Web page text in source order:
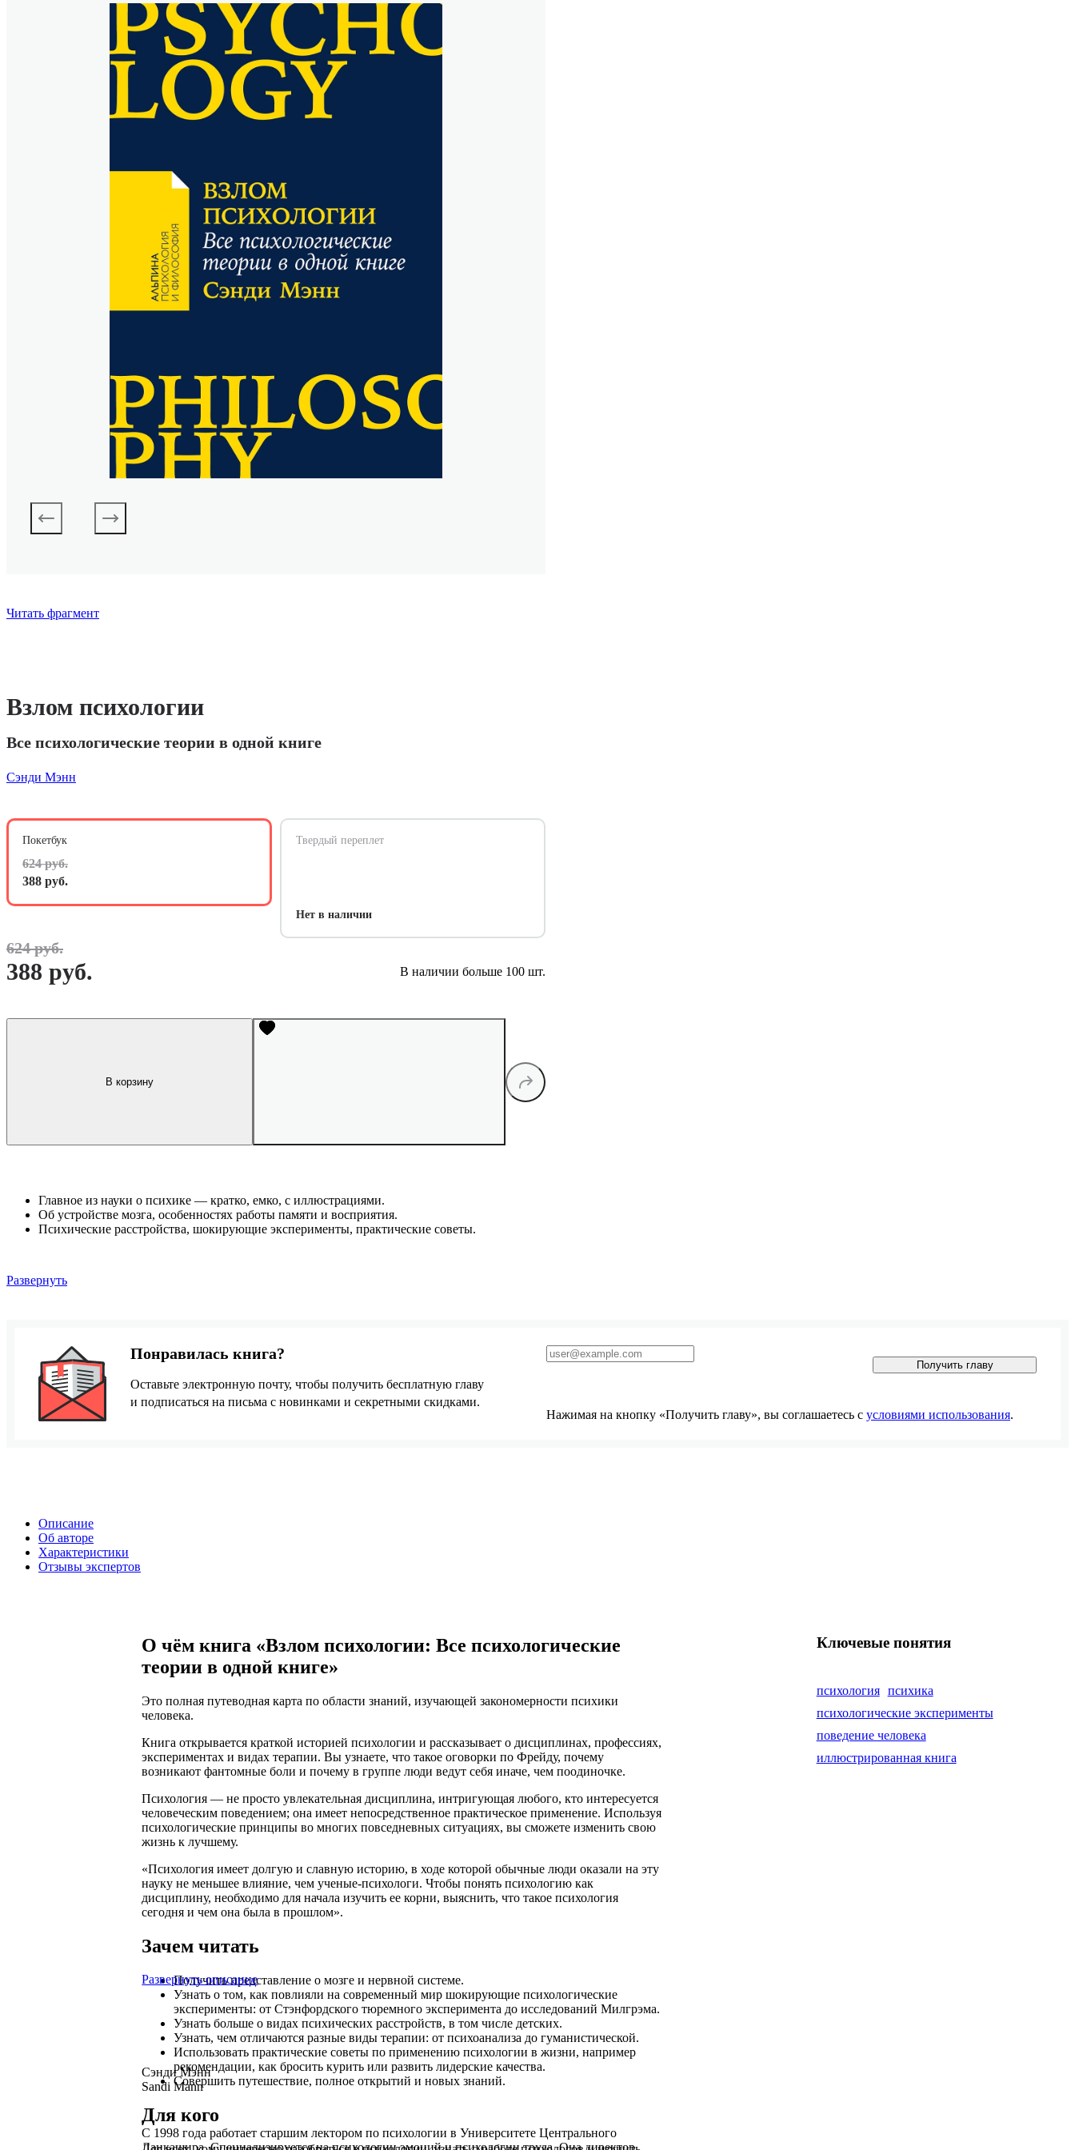
Читать фрагмент
Взлом психологии
Все психологические теории в одной книге
Сэнди Мэнн
Покетбук
624 руб.
388 руб.
Твердый переплет
Нет в наличии
624 руб.
388 руб. В наличии больше 100 шт.
В корзину
Главное из науки о психике — кратко, емко, с иллюстрациями.
Об устройстве мозга, особенностях работы памяти и восприятия.
Психические расстройства, шокирующие эксперименты, практические советы.
Развернуть
Описание
Об авторе
Характеристики
Отзывы экспертов
О чём книга «Взлом психологии: Все психологические
теории в одной книге»
Это полная путеводная карта по области знаний, изучающей закономерности психики
человека.
Книга открывается краткой историей психологии и рассказывает о дисциплинах, профессиях,
экспериментах и видах терапии. Вы узнаете, что такое оговорки по Фрейду, почему
возникают фантомные боли и почему в группе люди ведут себя иначе, чем поодиночке.
Психология — не просто увлекательная дисциплина, интригующая любого, кто интересуется
человеческим поведением; она имеет непосредственное практическое применение. Используя
психологические принципы во многих повседневных ситуациях, вы сможете изменить свою
жизнь к лучшему.
«Психология имеет долгую и славную историю, в ходе которой обычные люди оказали на эту
науку не меньшее влияние, чем ученые-психологи. Чтобы понять психологию как
дисциплину, необходимо для начала изучить ее корни, выяснить, что такое психология
сегодня и чем она была в прошлом».
Зачем читать
Получить представление о мозге и нервной системе.
Узнать о том, как повлияли на современный мир шокирующие психологические
эксперименты: от Стэнфордского тюремного эксперимента до исследований Милгрэма.
Узнать больше о видах психических расстройств, в том числе детских.
Узнать, чем отличаются разные виды терапии: от психоанализа до гуманистической.
Использовать практические советы по применению психологии в жизни, например
рекомендации, как бросить курить или развить лидерские качества.
Совершить путешествие, полное открытий и новых знаний.
Для кого
Развернуть описание
Ключевые понятия
психология
психика
психологические эксперименты
поведение человека
иллюстрированная книга
Сэнди Мэнн
Sandi Mann
С 1998 года работает старшим лектором по психологии в Университете Центрального
Понравилась книга?
Оставьте электронную почту, чтобы получить бесплатную главу
и подписаться на письма с новинками и секретными скидками.
Получить главу
Нажимая на кнопку «Получить главу», вы соглашаетесь с условиями использования.